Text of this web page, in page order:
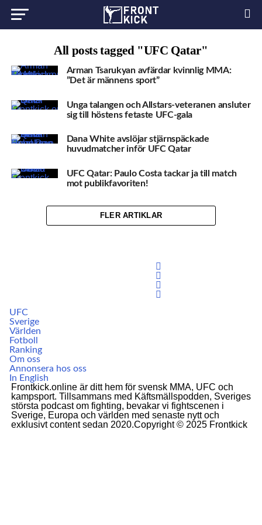
All posts tagged "UFC Qatar"
Arman Tsarukyan avfärdar kvinnlig MMA:
”Det är männens sport”
Unga talangen och Allstars-veteranen ansluter
sig till höstens fetaste UFC-gala
Dana White avslöjar stjärnspäckade
huvudmatcher inför UFC Qatar
UFC Qatar: Paulo Costa tackar ja till match
mot publikfavoriten!
FLER ARTIKLAR
UFC
Sverige
Världen
Fotboll
Ranking
Om oss
Annonsera hos oss
In English
Frontkick.online är ditt hem för svensk MMA, UFC och
kampsport. Tillsammans med Käftsmällspodden, Sveriges
största podcast om fighting, bevakar vi fightscenen i
Sverige, Europa och världen med senaste nytt och
exklusivt content sedan 2020.Copyright © 2025 Frontkick